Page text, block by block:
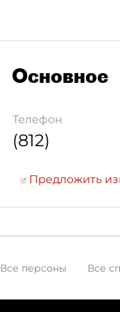
Основное
Телефон
(812)
Предложить
Все персоны Все